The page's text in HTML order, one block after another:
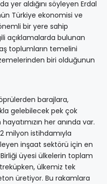
yer aldığını söyleyen Erdal
Türkiye ekonomisi ve
bir yere sahip
açıklamalarda bulunan
toplumların temelini
biri olduğunun
barajlara,
gelebilecek pek çok
her anında var.
2 milyon istihdamıyla
inşaat sektörü için en
üyesi ülkelerin toplam
ülkemiz tek
üretiyor. Bu rakamlara